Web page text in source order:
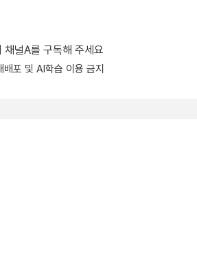
채널A를 구독해 주세요
및 AI학습 이용 금지